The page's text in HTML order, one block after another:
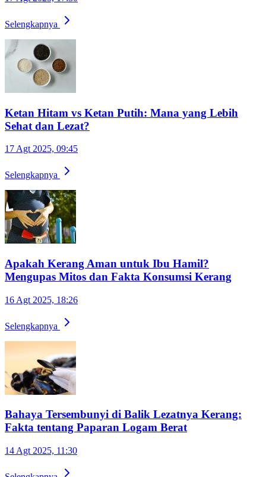
Selengkapnya
Ketan Hitam vs Ketan Putih: Mana yang Lebih
Sehat dan Lezat?
17 Agt 2025, 09:45
Selengkapnya
Apakah Kerang Aman untuk Ibu Hamil?
Mengupas Mitos dan Fakta Konsumsi Kerang
16 Agt 2025, 18:26
Selengkapnya
Bahaya Tersembunyi di Balik Lezatnya Kerang:
Fakta tentang Paparan Logam Berat
14 Agt 2025, 11:30